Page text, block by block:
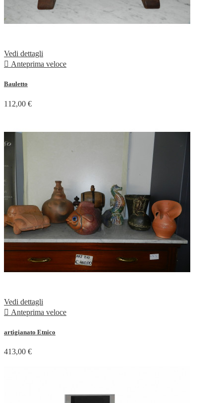
Vedi dettagli
 Anteprima veloce
Bauletto
112,00 €
Vedi dettagli
 Anteprima veloce
artigianato Etnico
413,00 €